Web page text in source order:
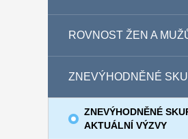
ROVNOST ŽEN A
ZNEVÝHODNĚNÉ
ZNEVÝHODNĚNÉ
AKTUÁLNÍ VÝZVY